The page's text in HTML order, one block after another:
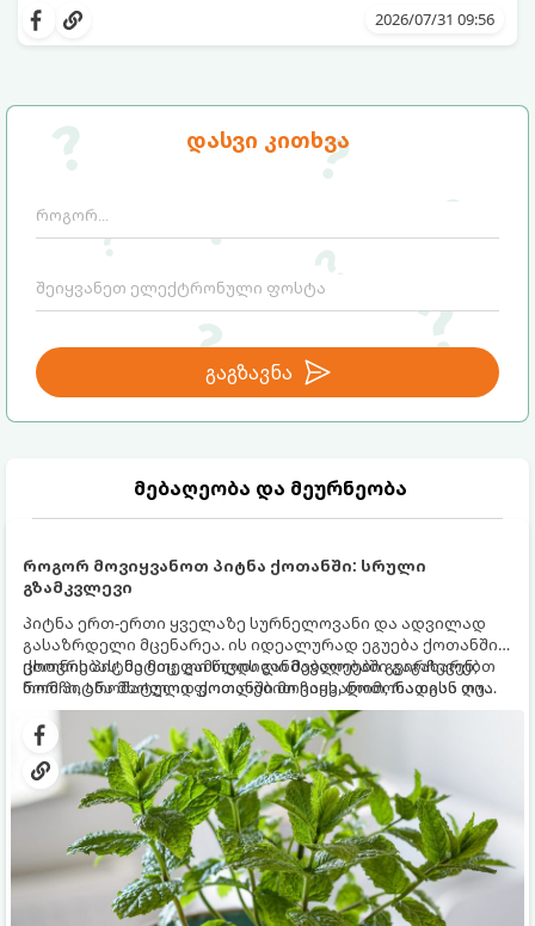
დასვი კითხვა
გაგზავნა
მებაღეობა და მეურნეობა
როგორ მოვიყვანოთ პიტნა ქოთანში: სრული
გზამკვლევი
პიტნა ერთ-ერთი ყველაზე სურნელოვანი და ადვილად
გასაზრდელი მცენარეა. ის იდეალურად ეგუება ქოთანში
ცხოვრებას, მეტიც, გამოცდილი მებაღეები გვირჩევენ,
რომ პიტნა მხოლოდ ქოთანში მოვიყვანოთ, რადგან ღია
გრუნტში (ბაღში) დარგვისას ის ფესვებით ძალიან
სწრაფად ვრცელდება და სხვა მცენარეებს ავიწროებს.
ქოთნის პიტნა მთელი წლის განმავლობაში გაგახარებთ
ნორჩი, არომატული ფოთლებით ჩაის, ლიმონათისა თუ
კერძებისთვის.
ზოდიაქოს 4 ნიშანს ფინანსური წარმატების
შორის, ვისაც აგვისტოში ფინანსური
2026/07/31 09:56